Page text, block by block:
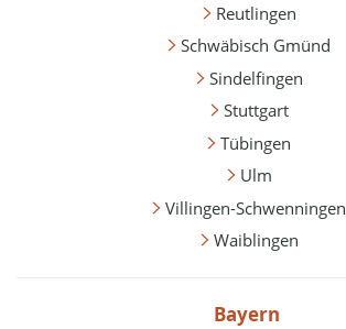
Reutlingen
Schwäbisch Gmünd
Sindelfingen
Stuttgart
Tübingen
Ulm
Villingen-Schwenningen
Waiblingen
Bayern